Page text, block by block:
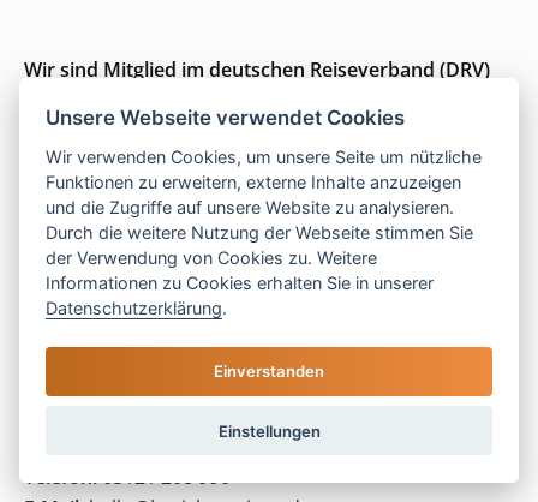
Wir sind Mitglied im deutschen Reiseverband (DRV)
Wir sind für Sie da
Seit 1996 persönliche Beratung und ein Gespür für
Fr:9–13 Uhr
Telefon:05121 208 990
Unsere Webseite verwendet Cookies
Wir verwenden Cookies, um unsere Seite um nützliche
Funktionen zu erweitern, externe Inhalte anzuzeigen
und die Zugriffe auf unsere Website zu analysieren.
Durch die weitere Nutzung der Webseite stimmen Sie
der Verwendung von Cookies zu. Weitere
Informationen zu Cookies erhalten Sie in unserer
Datenschutzerklärung.
Einverstanden
Einstellungen